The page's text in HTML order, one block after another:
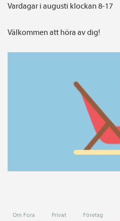
Vardagar i augusti klockan 8-17
Välkommen att höra av dig!
Om Fora Privat Företag